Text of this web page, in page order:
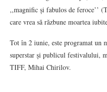
,,magnific și fabulos de feroce’’
care vrea să răzbune moartea
Tot în 2 iunie, este programat un
superstar și publicul festivalului,
TIFF, Mihai Chirilov.